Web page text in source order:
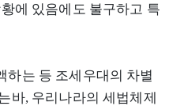
에 있음에도 불구하고 특
하는 등 조세우대의 차별
바, 우리나라의 세법체제